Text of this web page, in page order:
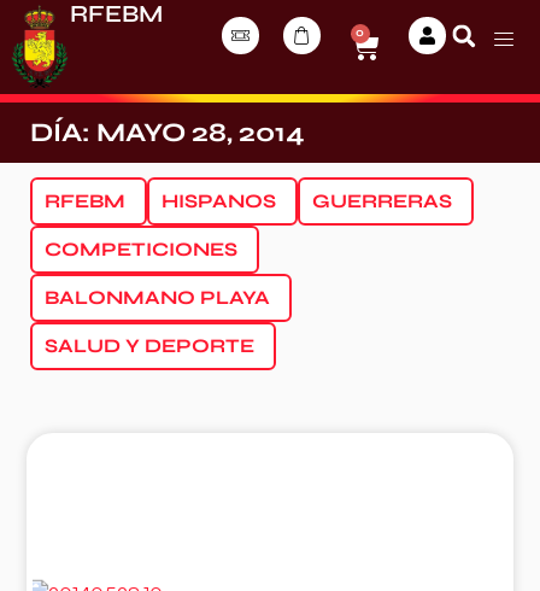
RFEBM
0
DÍA: MAYO 28, 2014
RFEBM HISPANOS GUERRERAS
COMPETICIONES
BALONMANO PLAYA
SALUD Y DEPORTE